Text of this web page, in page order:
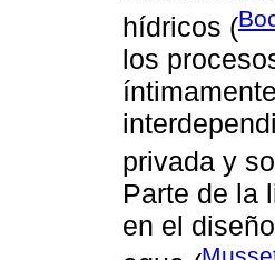
hídricos (
los
privada y
Parte de la
en el